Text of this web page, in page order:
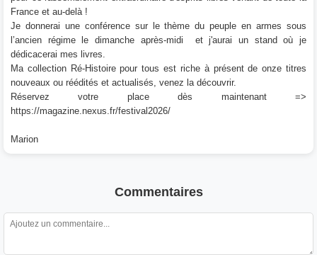
France et au-delà !
Je donnerai une conférence sur le thème du peuple en armes sous
l’ancien régime le dimanche après-midi et j'aurai un stand où je
dédicacerai mes livres.
Ma collection Ré-Histoire pour tous est riche à présent de onze titres
nouveaux ou réédités et actualisés, venez la découvrir.
Réservez votre place dès maintenant =>
https://magazine.nexus.fr/festival2026/
Marion
Commentaires